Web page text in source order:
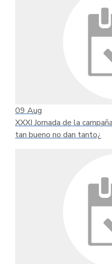
09 Aug
XXXI Jornada de la
tan bueno no dan tanto¿